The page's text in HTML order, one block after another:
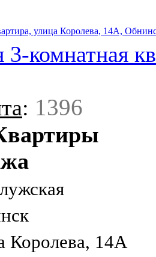
улица Королева, 14А,
: 1396
Королева, 14А